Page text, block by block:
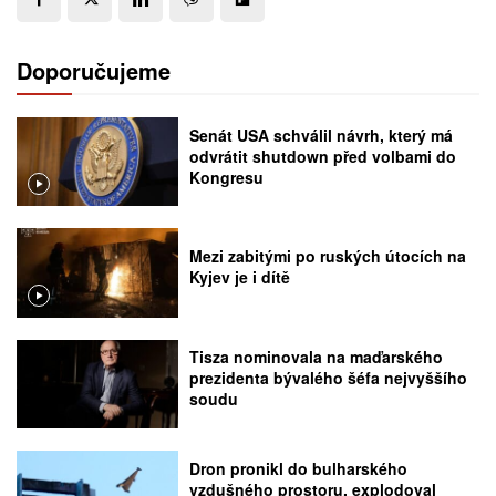
Doporučujeme
Senát USA schválil návrh, který má
odvrátit shutdown před volbami do
Kongresu
Mezi zabitými po ruských útocích na
Kyjev je i dítě
Tisza nominovala na maďarského
prezidenta bývalého šéfa nejvyššího
soudu
Dron pronikl do bulharského
vzdušného prostoru, explodoval